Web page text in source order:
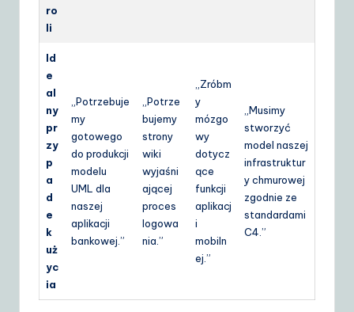
ro
li
Id
e
al
ny
pr
zy
p
a
d
e
k
uż
yc
ia
„Potrzebuje
my
gotowego
do produkcji
modelu
UML dla
naszej
aplikacji
bankowej.”
„Potrze
bujemy
strony
wiki
wyjaśni
ającej
proces
logowa
nia.”
„Zróbm
y
mózgo
wy
dotycz
ące
funkcji
aplikacj
i
mobiln
ej.”
„Musimy
stworzyć
model naszej
infrastruktur
y chmurowej
zgodnie ze
standardami
C4.”